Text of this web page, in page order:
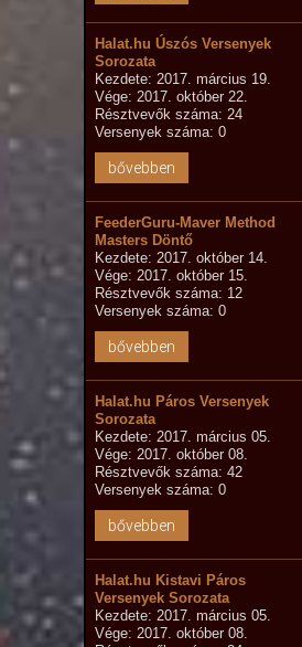
Halat.hu Úszós Versenyek
Sorozata
Kezdete: 2017. március 19.
Vége: 2017. október 22.
Résztvevők száma: 24
Versenyek száma: 0
bővebben
FeederGuru-Maver Method
Masters Döntő
Kezdete: 2017. október 14.
Vége: 2017. október 15.
Résztvevők száma: 12
Versenyek száma: 0
bővebben
Halat.hu Páros Versenyek
Sorozata
Kezdete: 2017. március 05.
Vége: 2017. október 08.
Résztvevők száma: 42
Versenyek száma: 0
bővebben
Halat.hu Kistavi Páros
Versenyek Sorozata
Kezdete: 2017. március 05.
Vége: 2017. október 08.